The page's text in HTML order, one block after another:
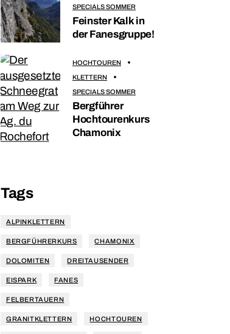
SPECIALS SOMMER
Feinster Kalk in
der Fanesgruppe!
HOCHTOUREN
KLETTERN
SPECIALS SOMMER
Bergführer
Hochtourenkurs
Chamonix
Tags
ALPINKLETTERN
BERGFÜHRERKURS CHAMONIX
DOLOMITEN DREITAUSENDER
EISPARK FANES
FELBERTAUERN
GRANITKLETTERN HOCHTOUREN